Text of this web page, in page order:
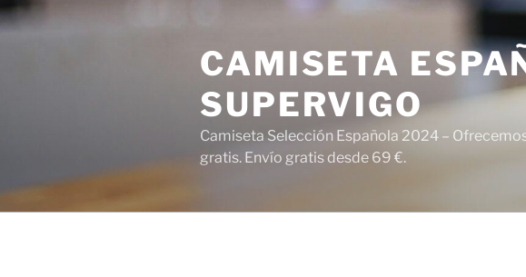
Saltar
al
CAMISETA
SUPERVIGO
Camiseta Selección Española 2024 –
gratis. Envío gratis desde 69 €.